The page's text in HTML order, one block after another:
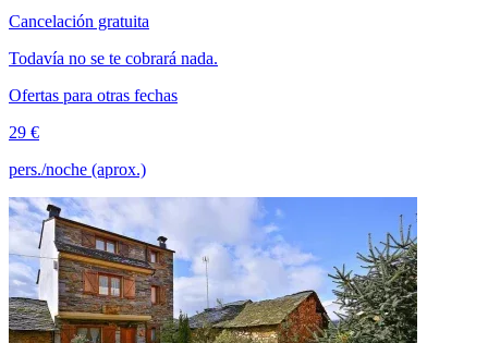
Cancelación gratuita
Todavía no se te cobrará nada.
Ofertas para otras fechas
29 €
pers./noche (aprox.)